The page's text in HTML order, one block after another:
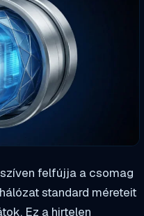
felfújja a csomag
standard méreteit
Ez a hirtelen